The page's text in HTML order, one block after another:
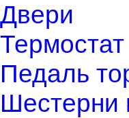
Двери
Термостат
Педаль
Шестерни